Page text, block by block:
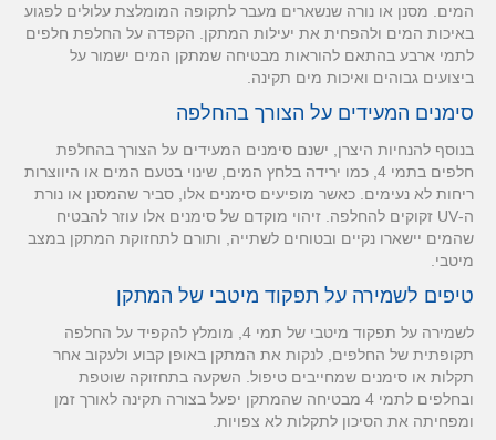
המים. מסנן או נורה שנשארים מעבר לתקופה המומלצת עלולים לפגוע
באיכות המים ולהפחית את יעילות המתקן. הקפדה על החלפת חלפים
לתמי ארבע בהתאם להוראות מבטיחה שמתקן המים ישמור על
ביצועים גבוהים ואיכות מים תקינה.
סימנים המעידים על הצורך בהחלפה
בנוסף להנחיות היצרן, ישנם סימנים המעידים על הצורך בהחלפת
חלפים בתמי 4, כמו ירידה בלחץ המים, שינוי בטעם המים או היווצרות
ריחות לא נעימים. כאשר מופיעים סימנים אלו, סביר שהמסנן או נורת
ה-UV זקוקים להחלפה. זיהוי מוקדם של סימנים אלו עוזר להבטיח
שהמים יישארו נקיים ובטוחים לשתייה, ותורם לתחזוקת המתקן במצב
מיטבי.
טיפים לשמירה על תפקוד מיטבי של המתקן
לשמירה על תפקוד מיטבי של תמי 4, מומלץ להקפיד על החלפה
תקופתית של החלפים, לנקות את המתקן באופן קבוע ולעקוב אחר
תקלות או סימנים שמחייבים טיפול. השקעה בתחזוקה שוטפת
ובחלפים לתמי 4 מבטיחה שהמתקן יפעל בצורה תקינה לאורך זמן
ומפחיתה את הסיכון לתקלות לא צפויות.